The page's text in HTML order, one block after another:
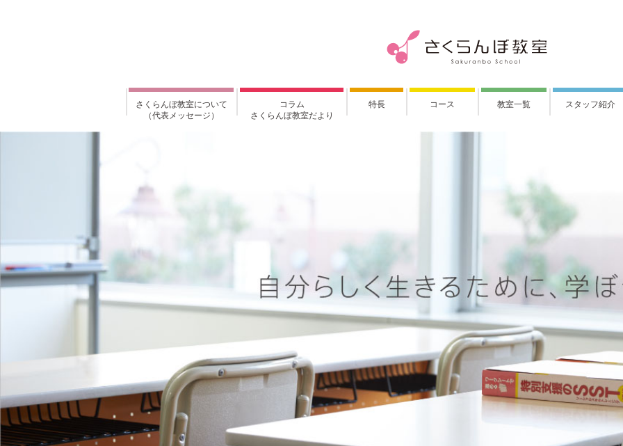
さくらんぼ教室について
（代表メッセージ）
コラム
さくらんぼ教室だより
特長 コース 教室一覧 スタッフ紹介